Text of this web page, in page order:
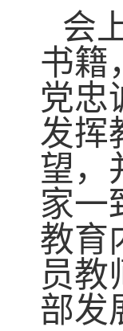
会
书籍
党忠
发挥
望，
家一
教育
员教
部发